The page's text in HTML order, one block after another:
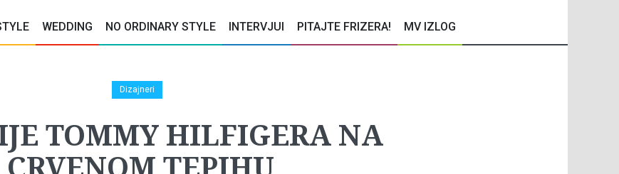
WEDDING NO ORDINARY STYLE INTERVJUI PITAJTE FRIZERA! MV IZLOG
Dizajneri
TOMMY HILFIGERA NA